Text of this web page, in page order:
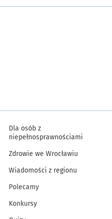
Dla osób z
niepełnosprawnościami
Zdrowie we Wrocławiu
Wiadomości z regionu
Polecamy
Konkursy